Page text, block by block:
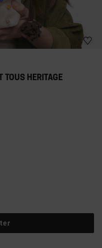
TOUS HERITAGE